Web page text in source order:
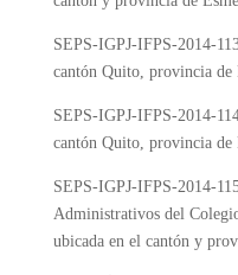
SEPS-IGPJ-IFPS-2014-
cantón Quito, provincia de
SEPS-IGPJ-IFPS-2014-
cantón Quito, provincia de
SEPS-IGPJ-IFPS-2014-
Administrativos del
ubicada en el cantón y